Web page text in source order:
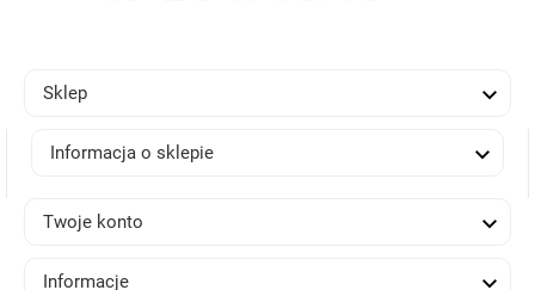
Sklep 
Informacja o sklepie 
Twoje konto 
Informacje